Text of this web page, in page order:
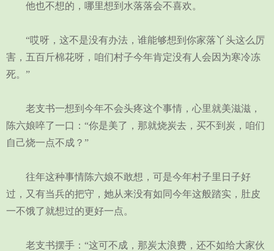
他也不想的，哪里想到水落落会不喜欢。
“哎呀，这不是没有办法，谁能够想到你家落丫头这么厉
害，五百斤棉花呀，咱们村子今年肯定没有人会因为寒冷冻
死。”
老支书一想到今年不会头疼这个事情，心里就美滋滋，
陈六娘啐了一口：“你是美了，那就烧炭去，买不到炭，咱们
自己烧一点不成？”
往年这种事情陈六娘不敢想，可是今年村子里日子好
过，又有当兵的把守，她从来没有如同今年这般踏实，肚皮
一不饿了就想过的更好一点。
老支书摆手：“这可不成，那炭太浪费，还不如给大家伙